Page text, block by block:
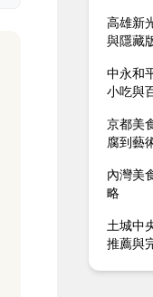
高雄新
與隱藏
中永和
小吃與
京都美
腐到藝
內灣美
略
土城中
推薦與